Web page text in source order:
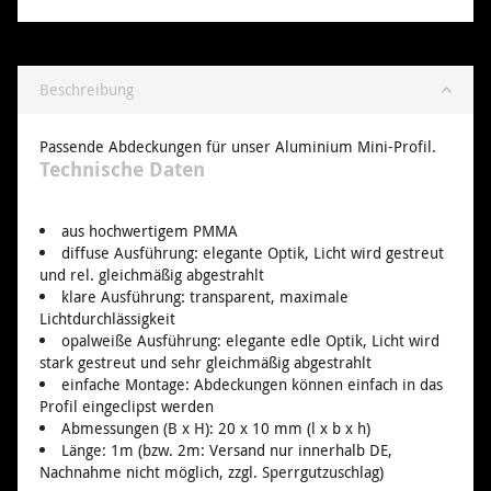
Beschreibung
Passende Abdeckungen für unser Aluminium Mini-Profil.
Technische Daten
aus hochwertigem PMMA
diffuse Ausführung: elegante Optik, Licht wird gestreut
und rel. gleichmäßig abgestrahlt
klare Ausführung: transparent, maximale
Lichtdurchlässigkeit
opalweiße Ausführung: elegante edle Optik, Licht wird
stark gestreut und sehr gleichmäßig abgestrahlt
einfache Montage: Abdeckungen können einfach in das
Profil eingeclipst werden
Abmessungen (B x H): 20 x 10 mm (l x b x h)
Länge: 1m (bzw. 2m: Versand nur innerhalb DE,
Nachnahme nicht möglich, zzgl. Sperrgutzuschlag)